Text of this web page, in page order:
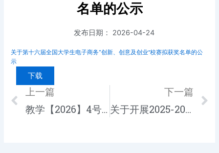
名单的公示
发布日期： 2026-04-24
关于第十六届全国大学生电子商务“创新、创意及创业”校赛拟获奖名单的公
示
下载
Prev
上一篇
教学【2026】4号 课程思政教学竞赛方案
下一篇
关于开展2025-2026学年第二学期期中学生评教通知